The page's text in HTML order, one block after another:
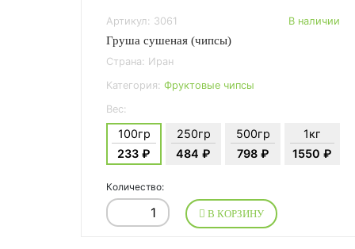
Артикул: 3061 В наличии
Груша сушеная (чипсы)
Страна: Иран
Категория:Фруктовые чипсы
Вес:
100гр
233 ₽
250гр
484 ₽
500гр
798 ₽
1кг
1550 ₽
Количество:
В КОРЗИНУ